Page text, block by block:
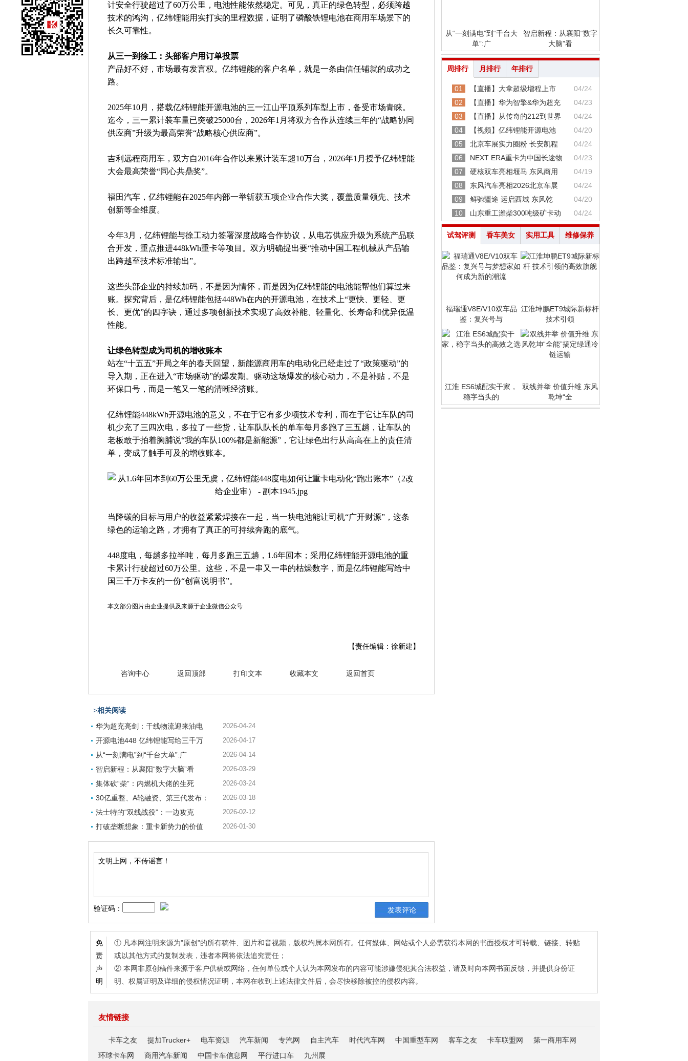
计安全行驶超过了60万公里，电池性能依然稳定。可见，真正的绿色转型，必须跨越
技术的鸿沟，亿纬锂能用实打实的里程数据，证明了磷酸铁锂电池在商用车场景下的
长久可靠性。
从三一到徐工：头部客户用订单投票
产品好不好，市场最有发言权。亿纬锂能的客户名单，就是一条由信任铺就的成功之
路。
2025年10月，搭载亿纬锂能开源电池的三一江山平顶系列车型上市，备受市场青睐。
迄今，三一累计装车量已突破25000台，2026年1月将双方合作从连续三年的“战略协同
供应商”升级为最高荣誉“战略核心供应商”。
吉利远程商用车，双方自2016年合作以来累计装车超10万台，2026年1月授予亿纬锂能
大会最高荣誉“同心共鼎奖”。
福田汽车，亿纬锂能在2025年内部一举斩获五项企业合作大奖，覆盖质量领先、技术
创新等全维度。
今年3月，亿纬锂能与徐工动力签署深度战略合作协议，从电芯供应升级为系统产品联
合开发，重点推进448kWh重卡等项目。双方明确提出要“推动中国工程机械从产品输
出跨越至技术标准输出”。
这些头部企业的持续加码，不是因为情怀，而是因为亿纬锂能的电池能帮他们算过来
账。探究背后，是亿纬锂能包括448Wh在内的开源电池，在技术上“更快、更轻、更
长、更优”的四字诀，通过多项创新技术实现了高效补能、轻量化、长寿命和优异低温
性能。
让绿色转型成为司机的增收账本
站在“十五五”开局之年的春天回望，新能源商用车的电动化已经走过了“政策驱动”的
导入期，正在进入“市场驱动”的爆发期。驱动这场爆发的核心动力，不是补贴，不是
环保口号，而是一笔又一笔的清晰经济账。
亿纬锂能448kWh开源电池的意义，不在于它有多少项技术专利，而在于它让车队的司
机少充了三四次电，多拉了一些货，让车队队长的单车每月多跑了三五趟，让车队的
老板敢于拍着胸脯说“我的车队100%都是新能源”，它让绿色出行从高高在上的责任清
单，变成了触手可及的增收账本。
当降碳的目标与用户的收益紧紧焊接在一起，当一块电池能让司机“广开财源”，这条
绿色的运输之路，才拥有了真正的可持续奔跑的底气。
448度电，每趟多拉半吨，每月多跑三五趟，1.6年回本；采用亿纬锂能开源电池的重
卡累计行驶超过60万公里。这些，不是一串又一串的枯燥数字，而是亿纬锂能写给中
国三千万卡友的一份“创富说明书”。
本文部分图片由企业提供及来源于企业微信公众号
【责任编辑：徐新建】
咨询中心 返回顶部 打印文本 收藏本文 返回首页
>相关阅读
华为超充亮剑：干线物流迎来油电 2026-04-24
开源电池448 亿纬锂能写给三千万 2026-04-17
从“一刻满电”到“千台大单”:广 2026-04-14
智启新程：从襄阳“数字大脑”看 2026-03-29
集体砍“柴”：内燃机大佬的生死 2026-03-24
30亿重整、A轮融资、第三代发布： 2026-03-18
法士特的“双线战役”：一边攻克 2026-02-12
打破垄断想象：重卡新势力的价值 2026-01-30
验证码：
从“一刻满电”到“千台大
单”:广
智启新程：从襄阳“数字
大脑”看
周排行 月排行 年排行
01 【直播】大拿超级增程上市
04/24
02
【直播】华为智擎&华为超充
04/23
03
【直播】从传奇的212到世界
04/24
04
【视频】亿纬锂能开源电池
04/20
05
北京车展实力圈粉 长安凯程
04/24
06
NEXT ERA重卡为中国长途物
04/23
07
硬核双车亮相堰马 东风商用
04/19
08
东风汽车亮相2026北京车展
04/24
09
鲜驰疆途 运启西域 东风乾
04/20
10
山东重工潍柴300吨级矿卡动 04/24
试驾评测 香车美女 实用工具 维修保养
福瑞通V8E/V10双车品
鉴：复兴号与
江淮坤鹏ET9城际新标杆
技术引领
江淮 ES6城配实干家，
稳字当头的
双线并举 价值升维 东风
乾坤“全
免
责
声
明
① 凡本网注明来源为"原创"的所有稿件、图片和音视频，版权均属本网所有。任何媒体、网站或个人必需获得本网的书面授权才可转载、链接、转贴
或以其他方式的复制发表，违者本网将依法追究责任；
② 本网非原创稿件来源于客户供稿或网络，任何单位或个人认为本网发布的内容可能涉嫌侵犯其合法权益，请及时向本网书面反馈，并提供身份证
明、权属证明及详细的侵权情况证明，本网在收到上述法律文件后，会尽快移除被控的侵权内容。
友情链接
卡车之友 提加Trucker+ 电车资源 汽车新闻 专汽网 自主汽车 时代汽车网 中国重型车网 客车之友 卡车联盟网
第一商用车网
环球卡车网
商用汽车新闻 中国卡车信息网 平行进口车 九州展